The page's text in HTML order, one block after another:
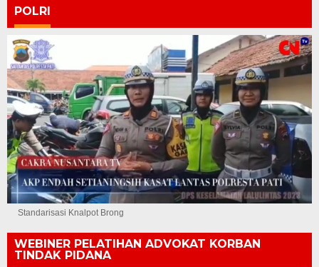
POLRI
Standarisasi Knalpot Brong
WEBINER PELATIHAN ADVOKAT KORBAN
TINDAK PIDANA